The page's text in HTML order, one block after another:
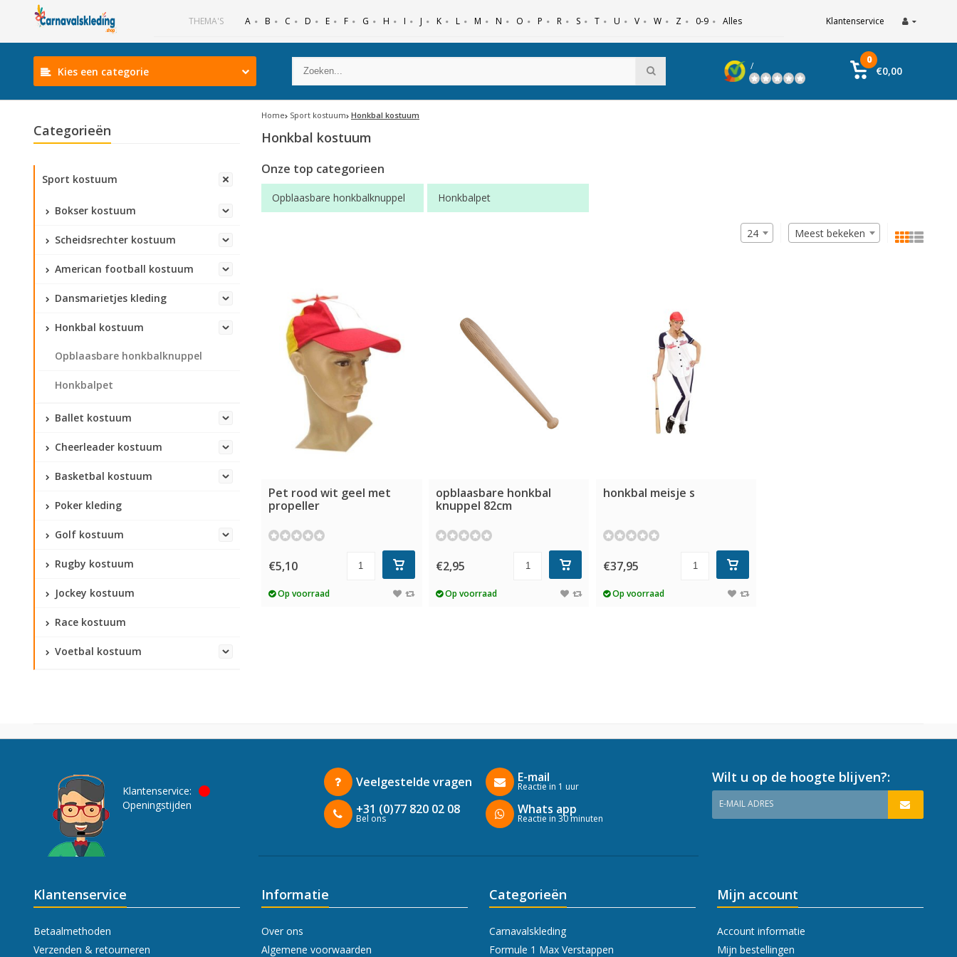
THEMA'S A B C D E F G H I J K L M N O P R S T U V W Z 0-9 Alles Klantenservice
Kies een categorie /
0
€0,00
Categorieën
Sport kostuum
Bokser kostuum
Scheidsrechter kostuum
American football kostuum
Dansmarietjes kleding
Honkbal kostuum
Opblaasbare honkbalknuppel
Honkbalpet
Ballet kostuum
Cheerleader kostuum
Basketbal kostuum
Poker kleding
Golf kostuum
Rugby kostuum
Jockey kostuum
Race kostuum
Voetbal kostuum
Home Sport kostuum Honkbal kostuum
Honkbal kostuum
Onze top categorieen
Opblaasbare honkbalknuppel Honkbalpet
Meest bekeken
24
Pet rood wit geel met
propeller
€5,10
Op voorraad
opblaasbare honkbal
knuppel 82cm
€2,95
Op voorraad
honkbal meisje s
€37,95
Op voorraad
Klantenservice:
Openingstijden
Veelgestelde vragen
+31 (0)77 820 02 08
Bel ons
E-mail
Reactie in 1 uur
Whats app
Reactie in 30 minuten
Wilt u op de hoogte blijven?:
E-MAIL ADRES
Klantenservice
Betaalmethoden
Verzenden & retourneren
Informatie
Over ons
Algemene voorwaarden
Categorieën
Carnavalskleding
Formule 1 Max Verstappen
Mijn account
Account informatie
Mijn bestellingen